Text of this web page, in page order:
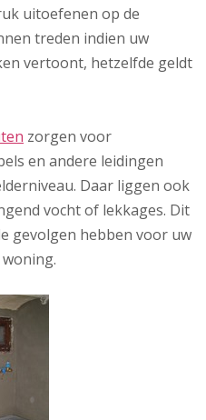
uitoefenen op de
treden indien uw
vertoont, hetzelfde geldt
zorgen voor
en andere leidingen
Daar liggen ook
vocht of lekkages. Dit
gevolgen hebben voor uw